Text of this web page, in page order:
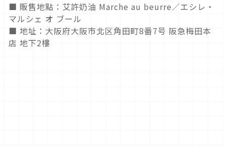
■ 販售地點：艾許奶油 Marche au beurre／エシレ・
マルシェ オ ブール
■ 地址：大阪府大阪市北区角田町8番7号 阪急梅田本
店 地下2樓